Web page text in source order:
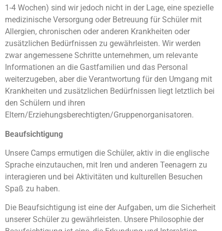
1-4 Wochen) sind wir jedoch nicht in der Lage, eine spezielle
medizinische Versorgung oder Betreuung für Schüler mit
Allergien, chronischen oder anderen Krankheiten oder
zusätzlichen Bedürfnissen zu gewährleisten. Wir werden
zwar angemessene Schritte unternehmen, um relevante
Informationen an die Gastfamilien und das Personal
weiterzugeben, aber die Verantwortung für den Umgang mit
Krankheiten und zusätzlichen Bedürfnissen liegt letztlich bei
den Schülern und ihren
Eltern/Erziehungsberechtigten/Gruppenorganisatoren.
Beaufsichtigung
Unsere Camps ermutigen die Schüler, aktiv in die englische
Sprache einzutauchen, mit Iren und anderen Teenagern zu
interagieren und bei Aktivitäten und kulturellen Besuchen
Spaß zu haben.
Die Beaufsichtigung ist eine der Aufgaben, um die Sicherheit
unserer Schüler zu gewährleisten. Unsere Philosophie der